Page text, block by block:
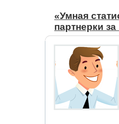
«Умная
партнерки